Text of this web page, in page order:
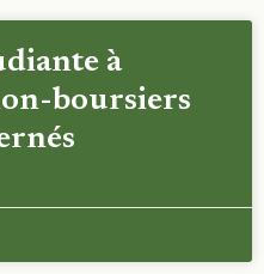
à
boursiers